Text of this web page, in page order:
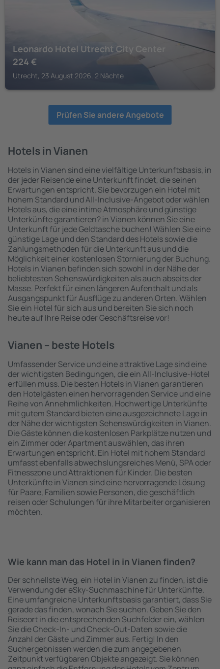
Leonardo Hotel Utrecht City Center
224 €
Utrecht, 23 August 2026, 2 Nächte
Prüfen Sie andere Angebote
Hotels in Vianen
Hotels in Vianen sind eine vielfältige Unterkunftsbasis, in
der jeder Reisende eine Unterkunft findet, die seinen
Erwartungen entspricht. Sie bevorzugen ein Hotel mit
hohem Standard und All-Inclusive-Angebot oder wählen
Hotels aus, die eine intime Atmosphäre und günstige
Unterkünfte garantieren? in Vianen können Sie eine
Unterkunft für jede Geldtasche buchen! Wählen Sie eine
günstige Lage und den Standard des Hotels sowie die
Zahlungsmethoden für die Unterkunft aus und die
Möglichkeit einer kostenlosen Stornierung der Buchung.
Hotels in Vianen befinden sich sowohl in der Nähe der
beliebtesten Sehenswürdigkeiten als auch abseits der
Masse. Perfekt für einen längeren Aufenthalt und als
Ausgangspunkt für Ausflüge zu anderen Orten. Wählen
Sie ein Hotel für sich aus und bereiten Sie sich noch
heute auf Ihre Reise oder Geschäftsreise vor!
Vianen – beste Hotels
Umfassender Service und eine attraktive Lage sind eine
der wichtigsten Bedingungen, die ein All-Inclusive-Hotel
erfüllen muss. Die besten Hotels in Vianen garantieren
den Hotelgästen einen hervorragenden Service und eine
Reihe von Annehmlichkeiten. Hochwertige Unterkünfte
mit gutem Standard bieten eine ausgezeichnete Lage in
der Nähe der wichtigsten Sehenswürdigkeiten in Vianen.
Die Gäste können die kostenlosen Parkplätze nutzen und
ein Zimmer oder Apartment auswählen, das ihren
Erwartungen entspricht. Ein Hotel mit hohem Standard
umfasst ebenfalls abwechslungsreiches Menü, SPA oder
Fitnesszone und Attraktionen für Kinder. Die besten
Unterkünfte in Vianen sind eine hervorragende Lösung
für Paare, Familien sowie Personen, die geschäftlich
reisen oder Schulungen für ihre Mitarbeiter organisieren
möchten.
Wie kann man das Hotel in in Vianen finden?
Der schnellste Weg, ein Hotel in Vianen zu finden, ist die
Verwendung der eSky-Suchmaschine für Unterkünfte.
Eine umfangreiche Unterkunftsbasis garantiert, dass Sie
gerade das finden, wonach Sie suchen. Geben Sie den
Reiseort in die entsprechenden Suchfelder ein, wählen
Sie die Check-In- und Check-Out-Daten sowie die
Anzahl der Gäste und Zimmer aus. Fertig! In den
Suchergebnissen werden die zum angegebenen
Zeitpunkt verfügbaren Objekte angezeigt. Sie können